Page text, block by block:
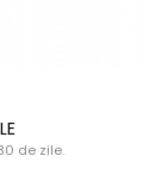
de zile.